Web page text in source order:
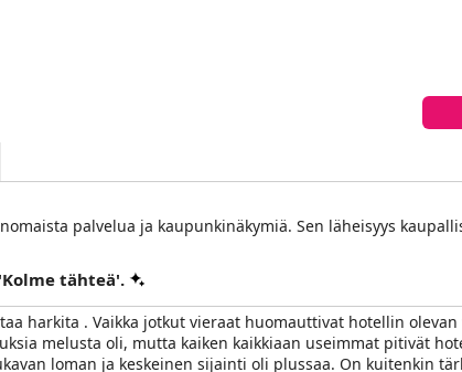
palvelua ja kaupunkinäkymiä. Sen läheisyys
tähteä'.
harkita . Vaikka jotkut vieraat huomauttivat hotellin
melusta oli, mutta kaiken kaikkiaan useimmat pitivät
loman ja keskeinen sijainti oli plussaa. On kuitenkin